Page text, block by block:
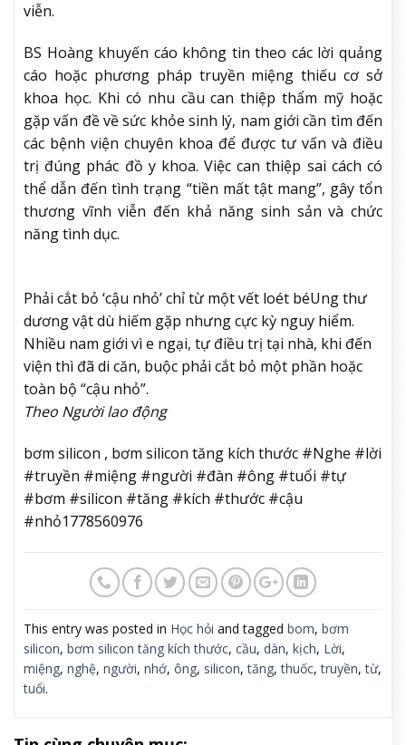
viễn.
BS Hoàng khuyến cáo không tin theo các lời quảng
cáo hoặc phương pháp truyền miệng thiếu cơ sở
khoa học. Khi có nhu cầu can thiệp thẩm mỹ hoặc
gặp vấn đề về sức khỏe sinh lý, nam giới cần tìm đến
các bệnh viện chuyên khoa để được tư vấn và điều
trị đúng phác đồ y khoa. Việc can thiệp sai cách có
thể dẫn đến tình trạng “tiền mất tật mang”, gây tổn
thương vĩnh viễn đến khả năng sinh sản và chức
năng tình dục.
Phải cắt bỏ ‘cậu nhỏ’ chỉ từ một vết loét béUng thư
dương vật dù hiếm gặp nhưng cực kỳ nguy hiểm.
Nhiều nam giới vì e ngại, tự điều trị tại nhà, khi đến
viện thì đã di căn, buộc phải cắt bỏ một phần hoặc
toàn bộ “cậu nhỏ”.
Theo Người lao động
bơm silicon , bơm silicon tăng kích thước #Nghe #lời
#truyền #miệng #người #đàn #ông #tuổi #tự
#bơm #silicon #tăng #kích #thước #cậu
#nhỏ1778560976
This entry was posted in Học hỏi and tagged bom, bơm
silicon, bơm silicon tăng kích thước, cầu, dàn, kịch, Lời,
miệng, nghệ, người, nhớ, ông, silicon,tăng,thuốc,truyền,từ,
tuổi.